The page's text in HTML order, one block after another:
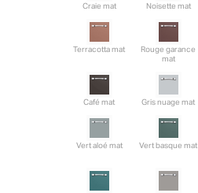
Craie mat Noisette mat
Terracotta mat
Rouge garance
mat
Café mat Gris nuage mat
Vert aloé mat Vert basque mat